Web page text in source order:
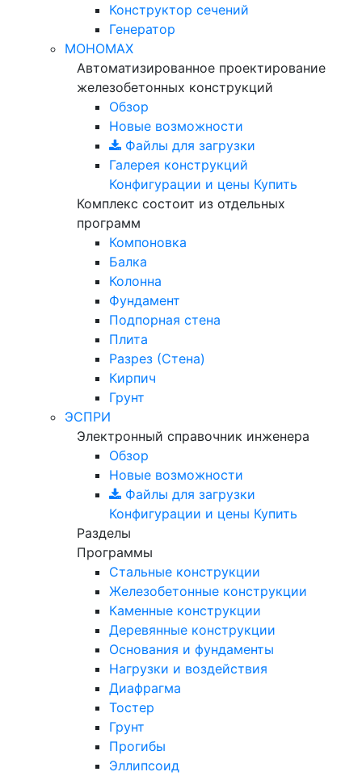
Конструктор сечений
Генератор
МОНОМАХ
Автоматизированное проектирование
железобетонных конструкций
Обзор
Новые возможности
Файлы для загрузки
Галерея конструкций
Конфигурации и цены Купить
Комплекс состоит из отдельных
программ
Компоновка
Балка
Колонна
Фундамент
Подпорная стена
Плита
Разрез (Стена)
Кирпич
Грунт
ЭСПРИ
Электронный справочник инженера
Обзор
Новые возможности
Файлы для загрузки
Конфигурации и цены Купить
Разделы
Программы
Стальные конструкции
Железобетонные конструкции
Каменные конструкции
Деревянные конструкции
Основания и фундаменты
Нагрузки и воздействия
Диафрагма
Тостер
Грунт
Прогибы
Эллипсоид